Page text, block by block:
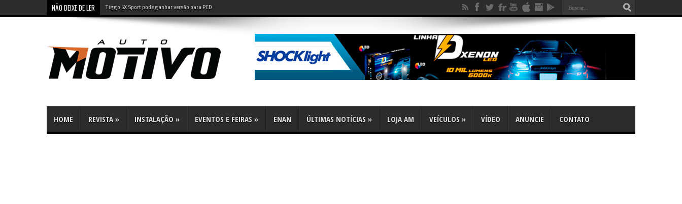
NÃO DEIXE DE LER Leapmotor B10: SUV elétrico tem preço de compacto flex
HOME REVISTA » INSTALAÇÃO » EVENTOS E FEIRAS » ENAN ÚLTIMAS NOTÍCIAS » LOJA AM VEÍCULOS » VÍDEO ANUNCIE CONTATO